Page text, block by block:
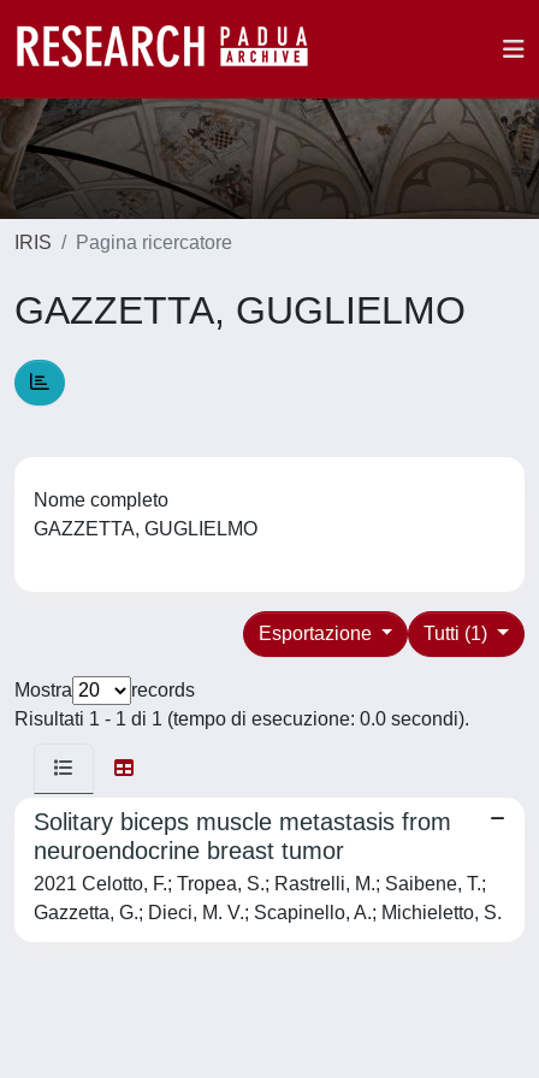
IRIS Pagina ricercatore
GAZZETTA, GUGLIELMO
Nome completo
GAZZETTA, GUGLIELMO
Tutti (1)
Esportazione
Mostra
records
Risultati 1 - 1 di 1 (tempo di esecuzione: 0.0 secondi).
Solitary biceps muscle metastasis from
neuroendocrine breast tumor
2021 Celotto, F.; Tropea, S.; Rastrelli, M.; Saibene, T.;
Gazzetta, G.; Dieci, M. V.; Scapinello, A.; Michieletto, S.